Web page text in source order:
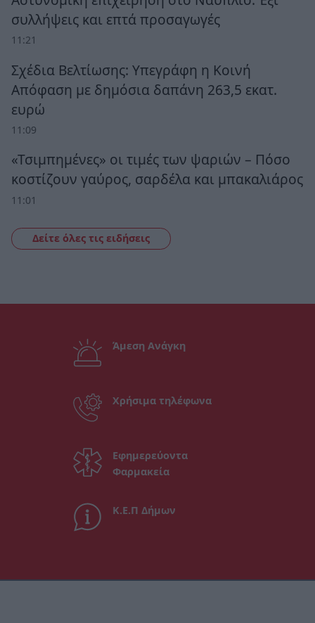
συλλήψεις και επτά προσαγωγές
11:21
Σχέδια Βελτίωσης: Υπεγράφη η Κοινή
Απόφαση με δημόσια δαπάνη 263,5 εκατ.
ευρώ
11:09
«Τσιμπημένες» οι τιμές των ψαριών – Πόσο
κοστίζουν γαύρος, σαρδέλα και μπακαλιάρος
11:01
Δείτε όλες τις ειδήσεις
Άμεση Ανάγκη
Χρήσιμα τηλέφωνα
Εφημερεύοντα
Φαρμακεία
Κ.Ε.Π Δήμων